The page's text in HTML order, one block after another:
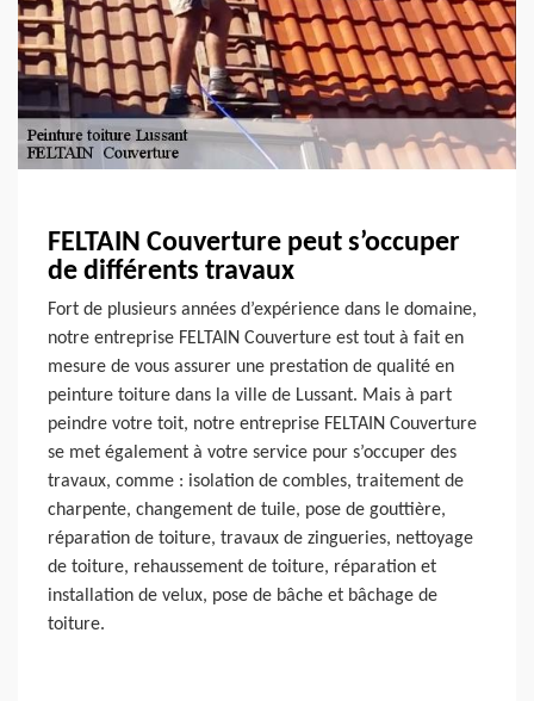
FELTAIN Couverture peut s’occuper
de différents travaux
Fort de plusieurs années d’expérience dans le domaine,
notre entreprise FELTAIN Couverture est tout à fait en
mesure de vous assurer une prestation de qualité en
peinture toiture dans la ville de Lussant. Mais à part
peindre votre toit, notre entreprise FELTAIN Couverture
se met également à votre service pour s’occuper des
travaux, comme : isolation de combles, traitement de
charpente, changement de tuile, pose de gouttière,
réparation de toiture, travaux de zingueries, nettoyage
de toiture, rehaussement de toiture, réparation et
installation de velux, pose de bâche et bâchage de
toiture.